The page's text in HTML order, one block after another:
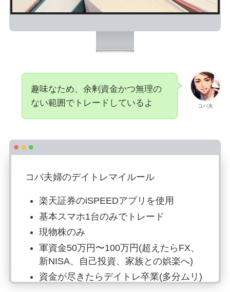
コバ夫
趣味なため、余剰資金かつ無理の
ない範囲でトレードしているよ
コバ夫婦のデイトレマイルール
楽天証券のiSPEEDアプリを使用
基本スマホ1台のみでトレード
現物株のみ
軍資金50万円〜100万円(超えたらFX、
新NISA、自己投資、家族との娯楽へ)
資金が尽きたらデイトレ卒業(多分ムリ)